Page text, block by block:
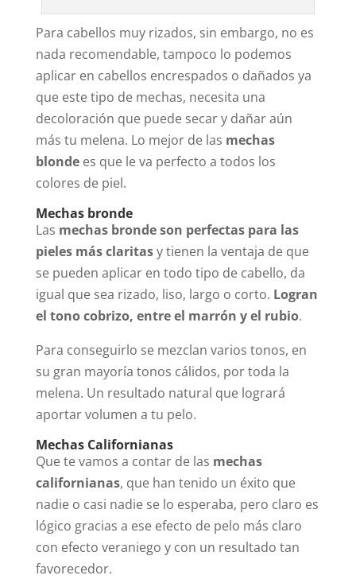
Para cabellos muy rizados, sin embargo, no es
nada recomendable, tampoco lo podemos
aplicar en cabellos encrespados o dañados ya
que este tipo de mechas, necesita una
decoloración que puede secar y dañar aún
más tu melena. Lo mejor de las mechas
blondees que le va perfecto a todos los
colores de piel.
Mechas bronde
Las mechas brondeson perfectas para las
pieles más claritasy tienen la ventaja de que
se pueden aplicar en todo tipo de cabello, da
igual que sea rizado, liso, largo o corto. Logran
el tono cobrizo, entre el marrón y el rubio.
Para conseguirlo se mezclan varios tonos, en
su gran mayoría tonos cálidos, por toda la
melena. Un resultado natural que logrará
aportar volumen a tu pelo.
Mechas Californianas
Que te vamos a contar de las mechas
californianas, que han tenido un éxito que
nadie o casi nadie se lo esperaba, pero claro es
lógico gracias a ese efecto de pelo más claro
con efecto veraniego y con un resultado tan
favorecedor.